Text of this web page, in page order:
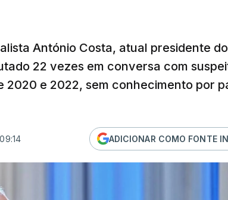
António Costa, atual presidente do
22 vezes em conversa com
2020 e 2022, sem conhecimento por
ADICIONAR COMO FONTE